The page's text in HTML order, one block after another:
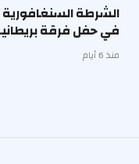
الشرطة
في حفل فرقة
منذ 6 أيام